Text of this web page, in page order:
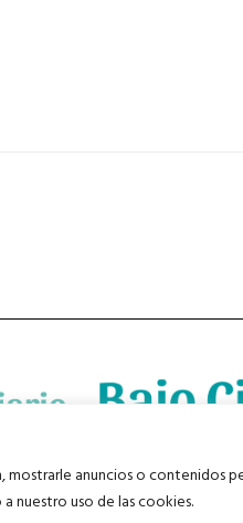
anuncios o contenidos
nuestro uso de las cookies.